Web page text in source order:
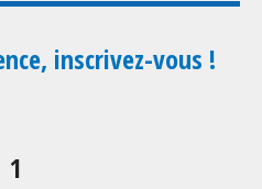
inscrivez-vous !
1